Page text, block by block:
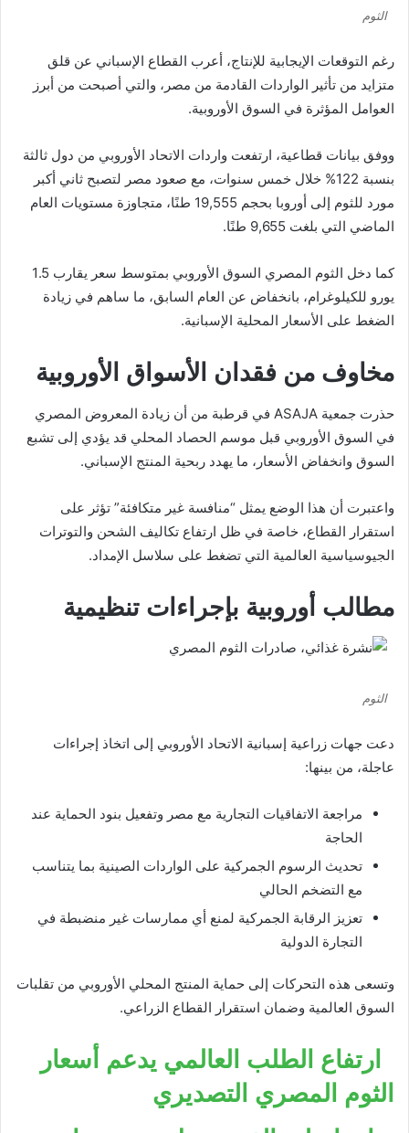
الثوم
رغم التوقعات الإيجابية للإنتاج، أعرب القطاع الإسباني عن قلق
متزايد من تأثير الواردات القادمة من مصر، والتي أصبحت من أبرز
العوامل المؤثرة في السوق الأوروبية.
ووفق بيانات قطاعية، ارتفعت واردات الاتحاد الأوروبي من دول ثالثة
بنسبة 122% خلال خمس سنوات، مع صعود مصر لتصبح ثاني أكبر
مورد للثوم إلى أوروبا بحجم 19,555 طنًا، متجاوزة مستويات العام
الماضي التي بلغت 9,655 طنًا.
كما دخل الثوم المصري السوق الأوروبي بمتوسط سعر يقارب 1.5
يورو للكيلوغرام، بانخفاض عن العام السابق، ما ساهم في زيادة
الضغط على الأسعار المحلية الإسبانية.
مخاوف من فقدان الأسواق الأوروبية
حذرت جمعية ASAJA في قرطبة من أن زيادة المعروض المصري
في السوق الأوروبي قبل موسم الحصاد المحلي قد يؤدي إلى تشبع
السوق وانخفاض الأسعار، ما يهدد ربحية المنتج الإسباني.
واعتبرت أن هذا الوضع يمثل “منافسة غير متكافئة” تؤثر على
استقرار القطاع، خاصة في ظل ارتفاع تكاليف الشحن والتوترات
الجيوسياسية العالمية التي تضغط على سلاسل الإمداد.
مطالب أوروبية بإجراءات تنظيمية
الثوم
دعت جهات زراعية إسبانية الاتحاد الأوروبي إلى اتخاذ إجراءات
عاجلة، من بينها:
مراجعة الاتفاقيات التجارية مع مصر وتفعيل بنود الحماية عند
الحاجة
تحديث الرسوم الجمركية على الواردات الصينية بما يتناسب
مع التضخم الحالي
تعزيز الرقابة الجمركية لمنع أي ممارسات غير منضبطة في
التجارة الدولية
وتسعى هذه التحركات إلى حماية المنتج المحلي الأوروبي من تقلبات
السوق العالمية وضمان استقرار القطاع الزراعي.
ارتفاع الطلب العالمي يدعم أسعار
الثوم المصري التصديري